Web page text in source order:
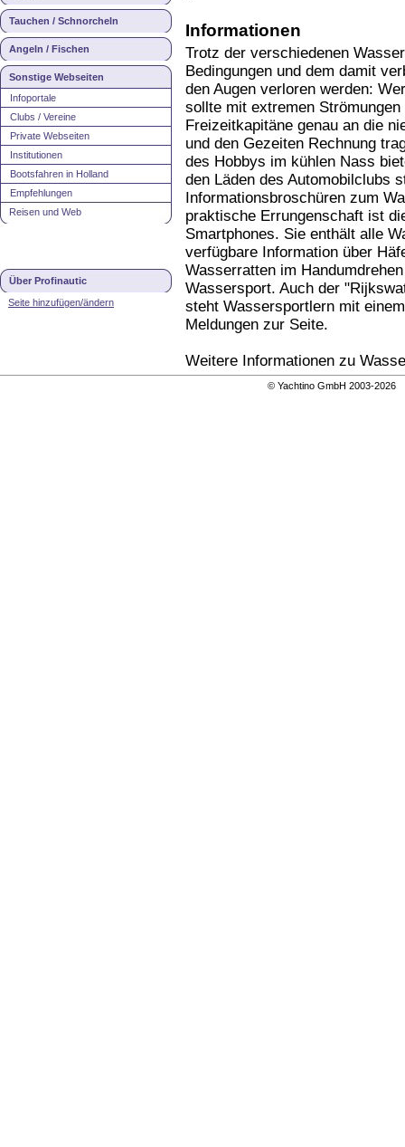
Tauchen / Schnorcheln
Angeln / Fischen
Sonstige Webseiten
Infoportale
Clubs / Vereine
Private Webseiten
Institutionen
Bootsfahren in Holland
Empfehlungen
Reisen und Web
Über Profinautic
Seite hinzufügen/ändern
Informationen
Trotz der verschiedenen
Bedingungen und dem damit
den Augen verloren werden:
sollte mit extremen
Freizeitkapitäne genau an die
und den Gezeiten Rechnung
des Hobbys im kühlen Nass
den Läden des Automobilclubs
Informationsbroschüren zum
praktische Errungenschaft ist
Smartphones. Sie enthält alle
verfügbare Information über
Wasserratten im
Wassersport. Auch der
steht Wassersportlern mit
Meldungen zur Seite.
Weitere Informationen zu
© Yachtino GmbH 2003-